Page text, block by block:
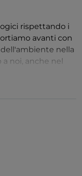
rispettando i
avanti con
nella
noi, anche nel
fiori ed erbe
con
alla sostenibilità